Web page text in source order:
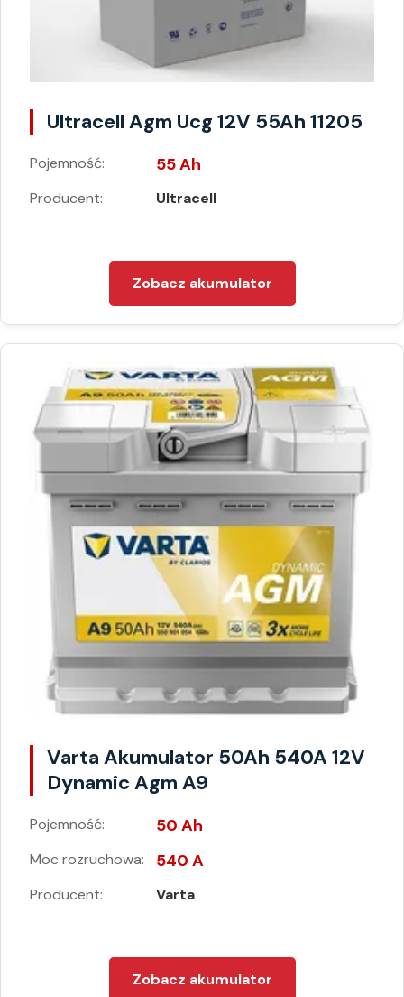
Ultracell Agm Ucg 12V 55Ah 11205
Pojemność: 55 Ah
Producent: Ultracell
Zobacz akumulator
Varta Akumulator 50Ah 540A 12V
Dynamic Agm A9
Pojemność: 50 Ah
Moc rozruchowa: 540 A
Producent: Varta
Zobacz akumulator